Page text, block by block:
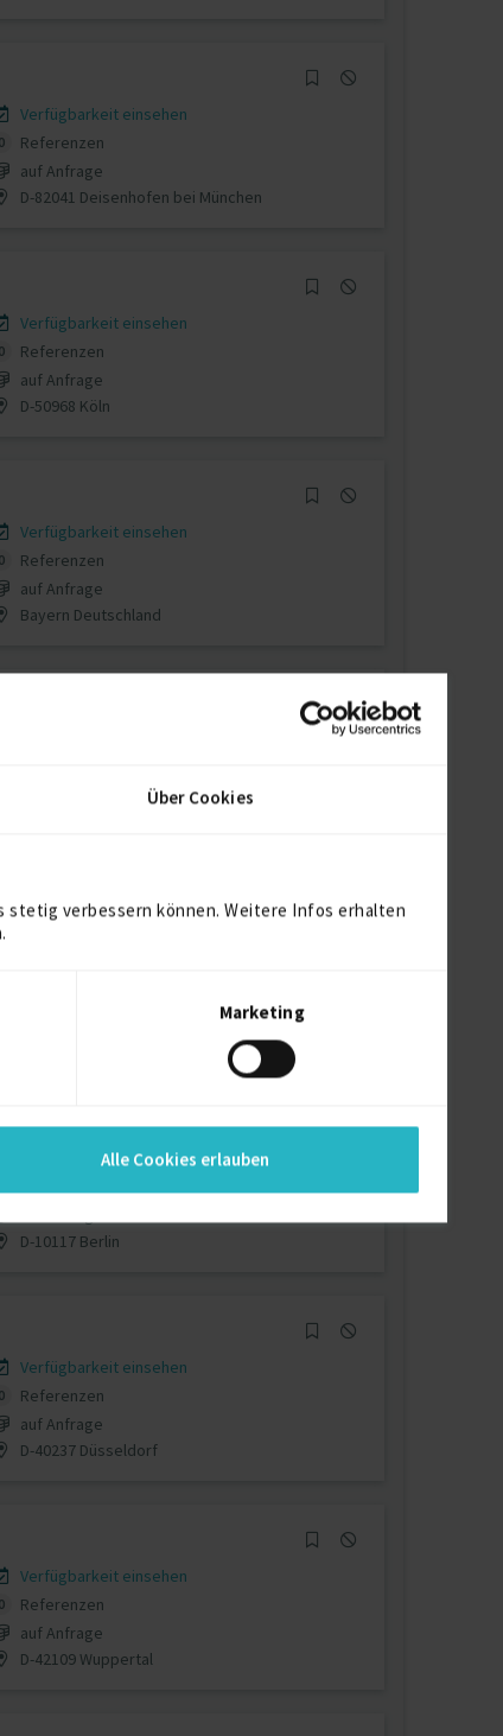
Über Cookies
stetig verbessern können. Weitere Infos erhalten
Marketing
Alle Cookies erlauben
Verfügbarkeit einsehen
0
Referenzen
auf Anfrage
D-82041 Deisenhofen bei München
Verfügbarkeit einsehen
0
Referenzen
auf Anfrage
D-50968 Köln
Verfügbarkeit einsehen
0
Referenzen
auf Anfrage
Bayern Deutschland
Verfügbarkeit einsehen
D-10117 Berlin
Verfügbarkeit einsehen
0
Referenzen
auf Anfrage
D-40237 Düsseldorf
Verfügbarkeit einsehen
0
Referenzen
auf Anfrage
D-42109 Wuppertal